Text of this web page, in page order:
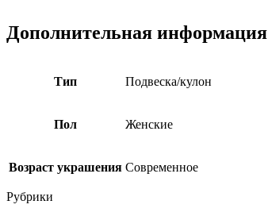
Дополнительная информация
Тип Подвеска/кулон
Пол Женские
Возраст украшения Современное
Рубрики